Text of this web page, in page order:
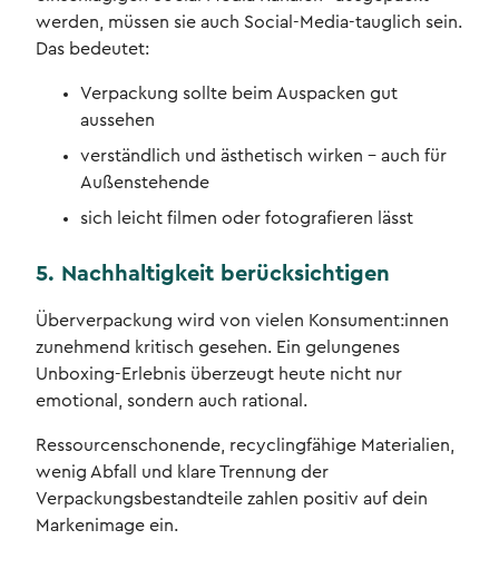
werden, müssen sie auch Social-Media-tauglich sein.
Das bedeutet:
Verpackung sollte beim Auspacken gut
aussehen
verständlich und ästhetisch wirken – auch für
Außenstehende
sich leicht filmen oder fotografieren lässt
5. Nachhaltigkeit berücksichtigen
Überverpackung wird von vielen Konsument:innen
zunehmend kritisch gesehen. Ein gelungenes
Unboxing-Erlebnis überzeugt heute nicht nur
emotional, sondern auch rational.
Ressourcenschonende, recyclingfähige Materialien,
wenig Abfall und klare Trennung der
Verpackungsbestandteile zahlen positiv auf dein
Markenimage ein.